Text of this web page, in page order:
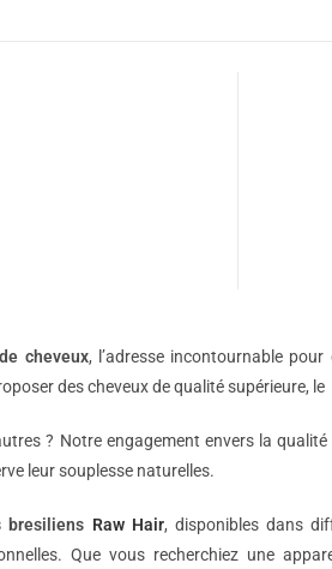
cheveux, l’adresse incontournable
des cheveux de qualité supérieure, le
? Notre engagement envers la
leur souplesse naturelles.
bresiliens Raw Hair, disponibles dans
Que vous recherchiez une